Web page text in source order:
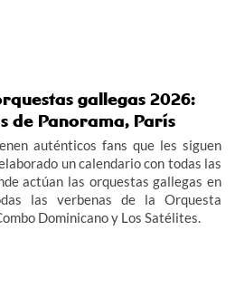
gallegas 2026:
de Panorama, París
auténticos fans que les siguen
un calendario con todas las
actúan las orquestas gallegas en
las verbenas de la Orquesta
Dominicano y Los Satélites.